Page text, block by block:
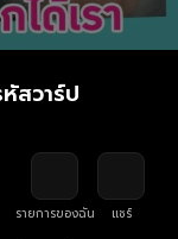
สวาร์ป
รายการของฉัน
แชร์